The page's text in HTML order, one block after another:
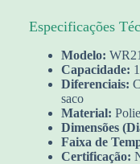
Especificações
Modelo:
Capacidade:
Diferenciais:
saco
Material:
Dimensões
Faixa de
Certificação: